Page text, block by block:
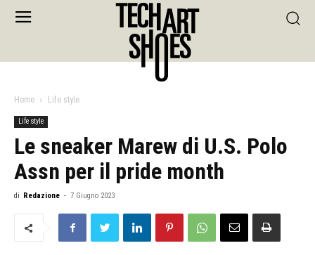
Home Life style
Life style
Le sneaker Marew di U.S. Polo
Assn per il pride month
di Redazione - 7 Giugno 2023